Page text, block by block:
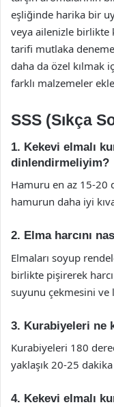
eşliğinde harika bir
veya ailenizle birlikte
tarifi mutlaka
daha da özel kılmak
farklı malzemeler
SSS (Sıkça
1. Kekevi elmalı
dinlendirmeliyim?
Hamuru en az 15-20
hamurun daha iyi
2. Elma harcını
Elmaları soyup
birlikte pişirerek
suyunu çekmesini ve
3. Kurabiyeleri ne
Kurabiyeleri 180
yaklaşık 20-25
4. Kekevi elmalı